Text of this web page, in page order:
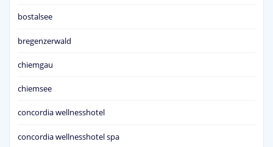
bostalsee
bregenzerwald
chiemgau
chiemsee
concordia wellnesshotel
concordia wellnesshotel spa